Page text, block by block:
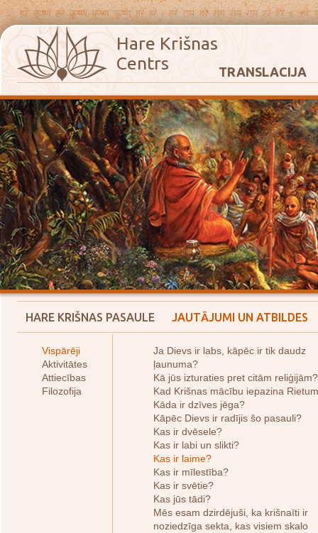
Hare Krišnas
Centrs
TRANSLACIJA
HARE KRIŠNAS PASAULE JAUTĀJUMI UN ATBILDES
Vispārēji
Aktivitātes
Attiecības
Filozofija
Ja Dievs ir labs, kāpēc ir tik daudz
ļaunuma?
Kā jūs izturaties pret citām reliģijām?
Kad Krišnas mācību iepazina
Kāda ir dzīves jēga?
Kāpēc Dievs ir radījis šo pasauli?
Kas ir dvēsele?
Kas ir labi un slikti?
Kas ir laime?
Kas ir mīlestība?
Kas ir svētie?
Kas jūs tādi?
Mēs esam dzirdējuši, ka krišnaīti ir
noziedzīga sekta, kas visiem skalo